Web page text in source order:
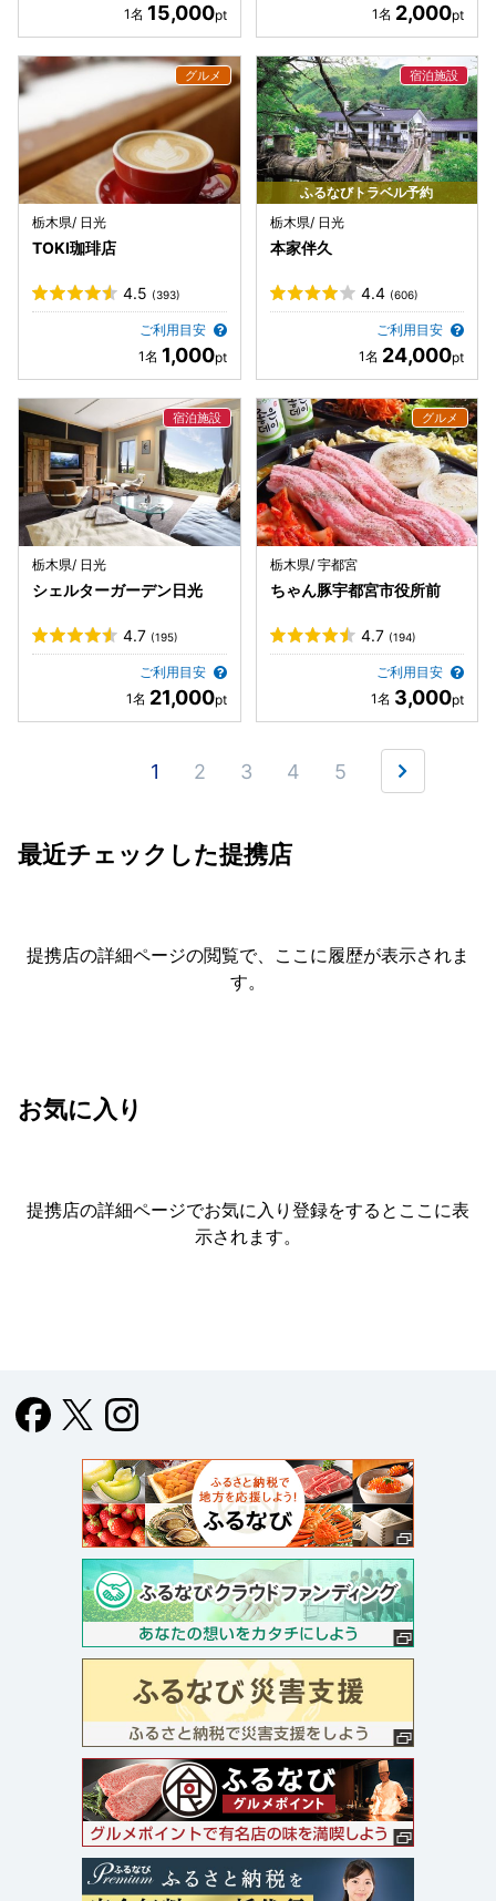
15,000 2,000
栃木県/ 日光
TOKI珈琲店
4.5 (393)
ご利用目安
1,000
ふるなびトラベル予約
栃木県/ 日光
本家伴久
4.4 (606)
ご利用目安
24,000
栃木県/ 日光
シェルターガーデン日光
4.7 (195)
ご利用目安
21,000
栃木県/ 宇都宮
ちゃん豚宇都宮市役所前
4.7 (194)
ご利用目安
3,000
1 2 3 4 5
最近チェックした提携店
提携店の詳細ページの閲覧で、ここに履歴が表示されま
す。
お気に入り
提携店の詳細ページでお気に入り登録をすると ここに表
示されます。